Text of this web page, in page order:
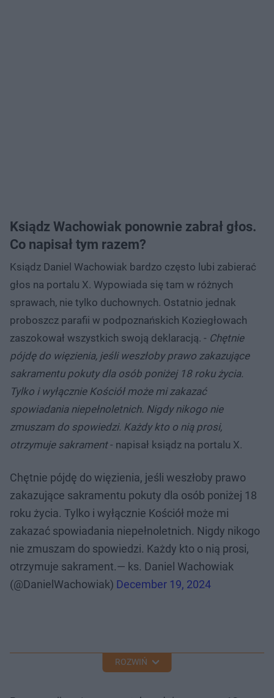
Ksiądz Wachowiak ponownie zabrał głos.
Co napisał tym razem?
Ksiądz Daniel Wachowiak bardzo często lubi zabierać
głos na portalu X. Wypowiada się tam w różnych
sprawach, nie tylko duchownych. Ostatnio jednak
proboszcz parafii w podpoznańskich Koziegłowach
zaszokował wszystkich swoją deklaracją. - Chętnie
pójdę do więzienia, jeśli weszłoby prawo zakazujące
sakramentu pokuty dla osób poniżej 18 roku życia.
Tylko i wyłącznie Kościół może mi zakazać
spowiadania niepełnoletnich. Nigdy nikogo nie
zmuszam do spowiedzi. Każdy kto o nią prosi,
otrzymuje sakrament- napisał ksiądz na portalu X.
Chętnie pójdę do więzienia, jeśli weszłoby prawo
zakazujące sakramentu pokuty dla osób poniżej 18
roku życia. Tylko i wyłącznie Kościół może mi
zakazać spowiadania niepełnoletnich. Nigdy nikogo
nie zmuszam do spowiedzi. Każdy kto o nią prosi,
otrzymuje sakrament.— ks. Daniel Wachowiak
(@DanielWachowiak) December 19, 2024
ROZWIŃ